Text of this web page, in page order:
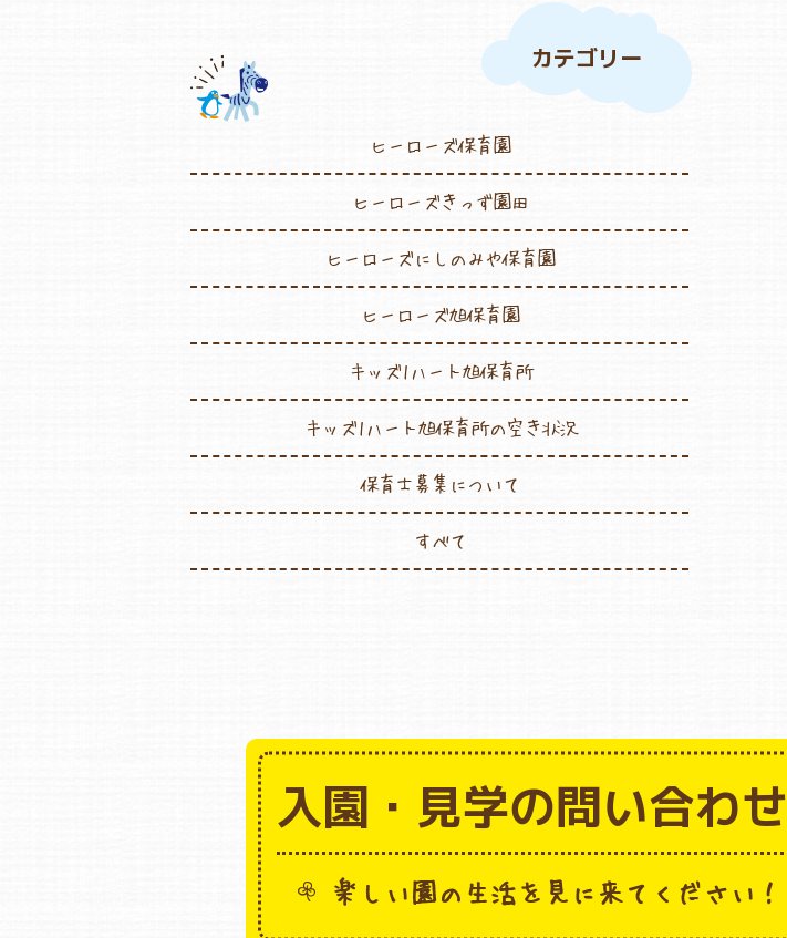
カテゴリー
ヒーローズ保育園
ヒーローズきっず園田
ヒーローズにしのみや保育園
ヒーローズ旭保育園
キッズ1ハート旭保育所
キッズ1ハート旭保育所の空き状況
保育士募集について
すべて
入園・見学の問い合わせ
楽しい園の生活を見に来てください！